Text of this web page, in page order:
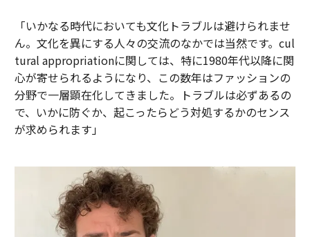
「いかなる時代においても文化トラブルは避けられませ
ん。文化を異にする人々の交流のなかでは当然です。cul
tural appropriationに関しては、特に1980年代以降に関
心が寄せられるようになり、この数年はファッションの
分野で一層顕在化してきました。トラブルは必ずあるの
で、いかに防ぐか、起こったらどう対処するかのセンス
が求められます」